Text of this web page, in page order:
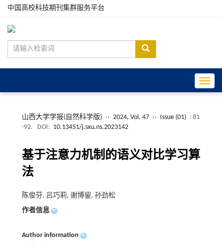
中国高校科技期刊集群服务平台
山西大学学报(自然科学版) ›› 2024, Vol. 47 ›› Issue (01) : 81
-92.
DOI: 10.13451/j.sxu.ns.2023142
基于注意力机制的语义对比学习算
法
陈俊芬, 吕巧莉, 谢博鋆, 孙劲松
作者信息 +
Author information +